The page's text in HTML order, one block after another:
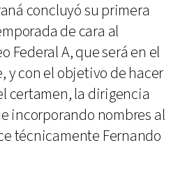
concluyó su primera
de cara al
Federal A, que será en el
y con el objetivo de hacer
certamen, la dirigencia
incorporando nombres al
técnicamente Fernando